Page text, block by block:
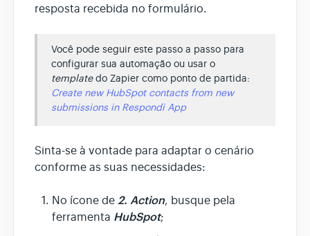
resposta recebida no formulário.
Você pode seguir este passo a passo para
configurar sua automação ou usar o
templatedo Zapier como ponto de partida:
Create new HubSpot contacts from new
submissions in Respondi App
Sinta-se à vontade para adaptar o cenário
conforme as suas necessidades:
No ícone de 2. Action, busque pela
ferramenta HubSpot;